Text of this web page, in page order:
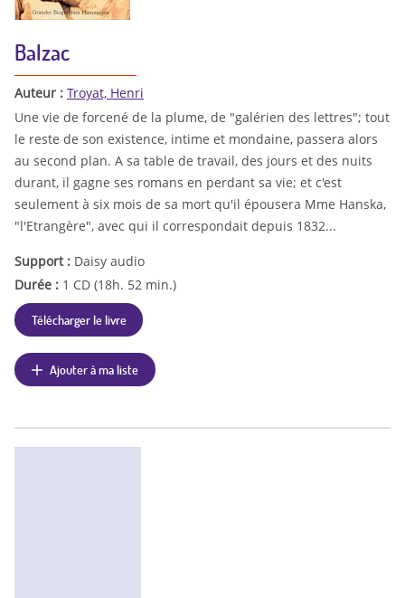
Balzac
Auteur : Troyat, Henri
Une vie de forcené de la plume, de "galérien des lettres"; tout
le reste de son existence, intime et mondaine, passera alors
au second plan. A sa table de travail, des jours et des nuits
durant, il gagne ses romans en perdant sa vie; et c'est
seulement à six mois de sa mort qu'il épousera Mme Hanska,
"l'Etrangère", avec qui il correspondait depuis 1832...
Support : Daisy audio
Durée : 1 CD (18h. 52 min.)
Télécharger le livre
Ajouter à ma liste